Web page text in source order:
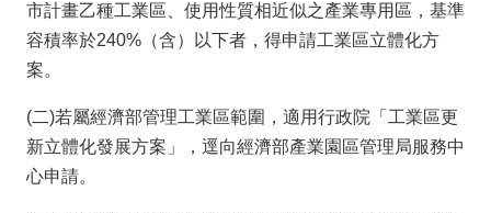
桃
園
市
府
n
市計畫乙種工業區、使用性質相近似之產業專用區，基準
容積率於240%（含）以下者，得申請工業區立體化方
案。
(二)若屬經濟部管理工業區範圍，適用行政院「工業區更
新立體化發展方案」，逕向經濟部產業園區管理局服務中
心申請。